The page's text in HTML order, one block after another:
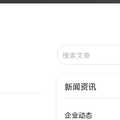
新闻资讯
企业动态